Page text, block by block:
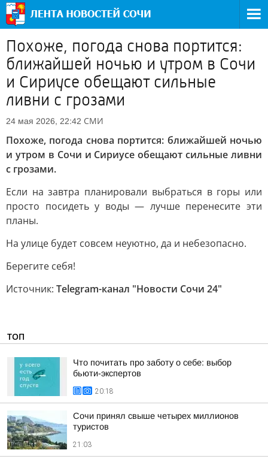
Похоже, погода снова портится:
ближайшей ночью и утром в Сочи
и Сириусе обещают сильные
ливни с грозами
24 мая 2026, 22:42 СМИ
Похоже, погода снова портится: ближайшей ночью
и утром в Сочи и Сириусе обещают сильные ливни
с грозами.
Если на завтра планировали выбраться в горы или
просто посидеть у воды — лучше перенесите эти
планы.
На улице будет совсем неуютно, да и небезопасно.
Берегите себя!
Источник: Telegram-канал "Новости Сочи 24"
ТОП
Что почитать про заботу о себе: выбор
бьюти-экспертов
20:18
Сочи принял свыше четырех миллионов
туристов
21:03